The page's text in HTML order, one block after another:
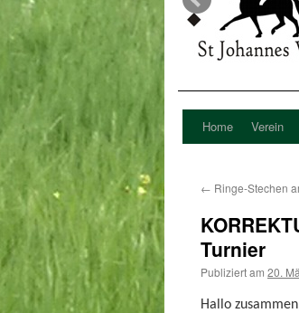
Zum
springen
Home Verein
← Ringe-Stechen
Turnier
Publiziert am 20.
Hallo